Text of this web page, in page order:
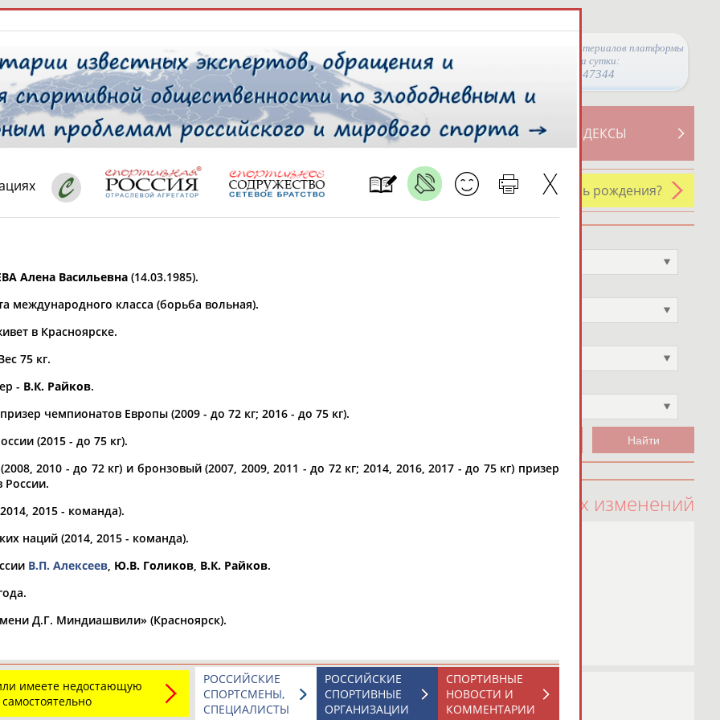
Просмотры материалов платформы
за сутки:
47344
СВОДНЫЕ ИНДЕКСЫ
ТАБЛО АКТИВНОСТИ
РЕСУРСНАЯ ПЛОЩАДКА
У кого сегодня день рождения?
проживания
рождения
чч мм год
100 последних изменений
Алена Васильевна (14.03.1985).
международного класса (борьба вольная).
в Красноярске.
75 кг.
- В.К. Райков.
чемпионатов Европы (2009 - до 72 кг; 2016 - до 75 кг).
(2015 - до 75 кг).
2010 - до 72 кг) и бронзовый (2007, 2009, 2011 - до 72 кг; 2014, 2016, 2017 - до 75 кг) призер
России.
2015 - команда).
наций (2014, 2015 - команда).
В.П. Алексеев Ю.В. Голиков В.К. Райков.
Д.Г. Миндиашвили» (Красноярск).
имеете недостающую
СПОРТИВНЫЕ
НОВОСТИ И
КОММЕНТАРИИ
РОССИЙСКИЕ
СПОРТИВНЫЕ
ОРГАНИЗАЦИИ
РОССИЙСКИЕ
СПОРТСМЕНЫ,
СПЕЦИАЛИСТЫ